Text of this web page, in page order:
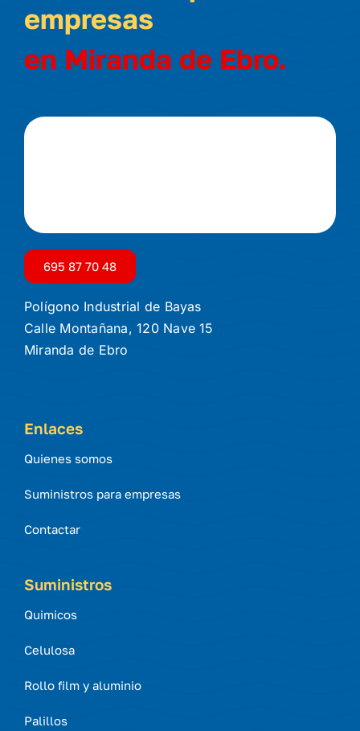
empresas
en Miranda de Ebro.
695 87 70 48
Polígono Industrial de Bayas
Calle Montañana, 120 Nave 15
Miranda de Ebro
Enlaces
Quienes somos
Suministros para empresas
Contactar
Suministros
Quimicos
Celulosa
Rollo film y aluminio
Palillos